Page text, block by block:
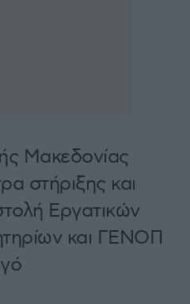
Μακεδονίας
στήριξης και
Εργατικών
και ΓΕΝΟΠ